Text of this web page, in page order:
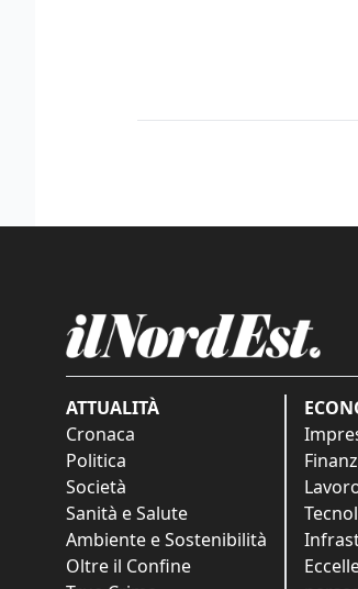
ATTUALITÀ
Cronaca
Politica
Società
Sanità e Salute
Ambiente e Sostenibilità
Oltre il Confine